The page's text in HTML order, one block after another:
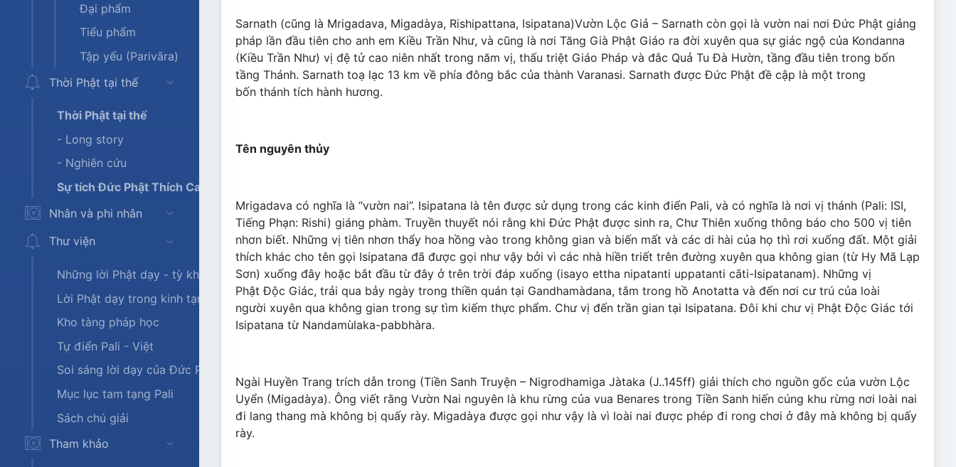
Đại phẩm
Tiểu phẩm
Tập yếu (Parivāra)
Thời Phật tại thế
Thời Phật tại thế
- Long story
- Nghiên cứu
Sự tích Đức Phật Thích Ca
Nhân và phi nhân
Thư viện
Những lời Phật dạy - tỳ khưu Bodhi
Lời Phật dạy trong kinh tạng Nikaya
Kho tàng pháp học
Tự điển Pali - Việt
Soi sáng lời dạy của Đức Phật
Mục lục tam tạng Pali
Sách chú giải
Tham khảo
Sarnath (cũng là Mrigadava, Migadàya, Rishipattana, Isipatana)Vườn Lộc Giả – Sarnath còn gọi là vườn nai nơi Đức Phật giảng
pháp lần đầu tiên cho anh em Kiều Trần Như, và cũng là nơi Tăng Già Phật Giáo ra đời xuyên qua sự giác ngộ của Kondanna
(Kiều Trần Như) vị đệ tử cao niên nhất trong năm vị, thấu triệt Giáo Pháp và đắc Quả Tu Đà Hườn, tầng đầu tiên trong bốn
tầng Thánh. Sarnath toạ lạc 13 km về phía đông bắc của thành Varanasi. Sarnath được Đức Phật đề cập là một trong
bốn thánh tích hành hương.
Tên nguyên thủy
Mrigadava có nghĩa là “vườn nai”. Isipatana là tên được sử dụng trong các kinh điển Pali, và có nghĩa là nơi vị thánh (Pali: ISI,
Tiếng Phạn: Rishi) giáng phàm. Truyền thuyết nói rằng khi Đức Phật được sinh ra, Chư Thiên xuống thông báo cho 500 vị tiên
nhơn biết. Những vị tiên nhơn thẩy hoa hồng vào trong không gian và biến mất và các di hài của họ thì rơi xuống đất. Một giải
thích khác cho tên gọi Isipatana đã được gọi như vậy bởi vì các nhà hiền triết trên đường xuyên qua không gian (từ Hy Mã Lạp
Sơn) xuống đây hoặc bắt đầu từ đây ở trên trời đáp xuống (isayo ettha nipatanti uppatanti cāti-Isipatanam). Những vị
Phật Độc Giác, trải qua bảy ngày trong thiền quán tại Gandhamàdana, tắm trong hồ Anotatta và đến nơi cư trú của loài
người xuyên qua không gian trong sự tìm kiếm thực phẩm. Chư vị đến trần gian tại Isipatana. Đôi khi chư vị Phật Độc Giác tới
Isipatana từ Nandamùlaka-pabbhàra.
Ngài Huyền Trang trích dẫn trong (Tiền Sanh Truyện – Nigrodhamiga Jàtaka (J..145ff) giải thích cho nguồn gốc của vườn Lộc
Uyển (Migadàya). Ông viết rằng Vườn Nai nguyên là khu rừng của vua Benares trong Tiền Sanh hiến cúng khu rừng nơi loài nai
đi lang thang mà không bị quấy rày. Migadàya được gọi như vậy là vì loài nai được phép đi rong chơi ở đây mà không bị quấy
rày.